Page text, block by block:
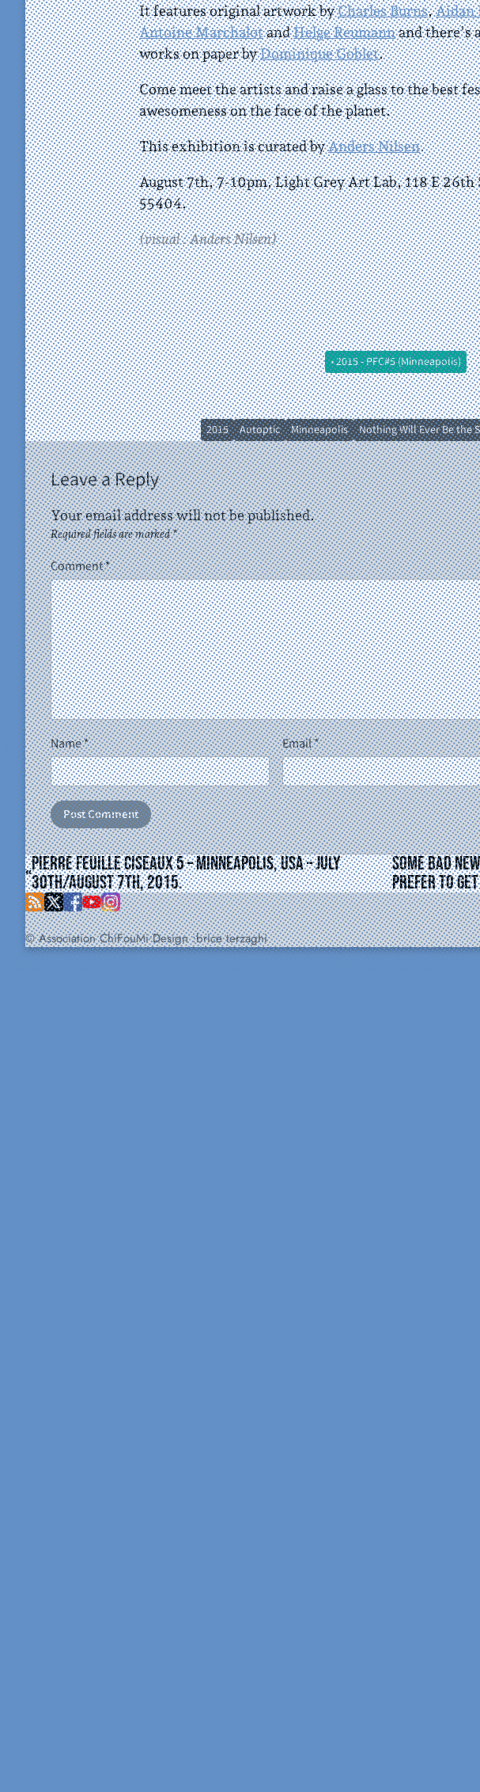
It features original artwork byCharles Burns,Aidan
Antoine MarchalotandHelge Reumannand there’s
works on paper byDominique Goblet.
Come meet the artists and raise a glass to the best
awesomeness on the face of the planet.
This exhibition is curated byAnders Nilsen.
August 7th, 7-10pm, Light Grey Art Lab, 118 E
55404.
(visual : Anders Nilsen)
• 2015 - PFC#5 (Minneapolis)
2015 Autoptic Minneapolis Nothing Will Ever Be the
Leave a Reply
Your email address will not be published.
Required fields are marked*
Comment*
Name* Email*
Pierre Feuille Ciseaux 5 – Minneapolis, USA – july
30th/august 7th, 2015.
Some bad
prefer to
© Association ChiFouMi Design :brice terzaghi